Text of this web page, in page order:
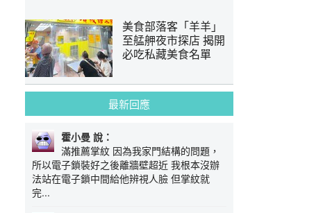
美食部落客「羊羊」
至艋舺夜市探店 揭開
必吃私藏美食名單
最新回應
霍小曼 說：
滿推薦掌紋 因為我家門結構的問題，
所以電子鎖裝好之後離牆壁超近 我根本沒辦
法站在電子鎖中間給他辨視人臉 但掌紋就
完...